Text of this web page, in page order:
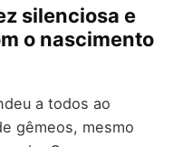
silenciosa e
o nascimento
a todos ao
gêmeos, mesmo